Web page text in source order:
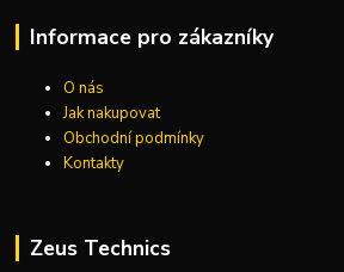
Informace pro zákazníky
O nás
Jak nakupovat
Obchodní podmínky
Kontakty
Zeus Technics